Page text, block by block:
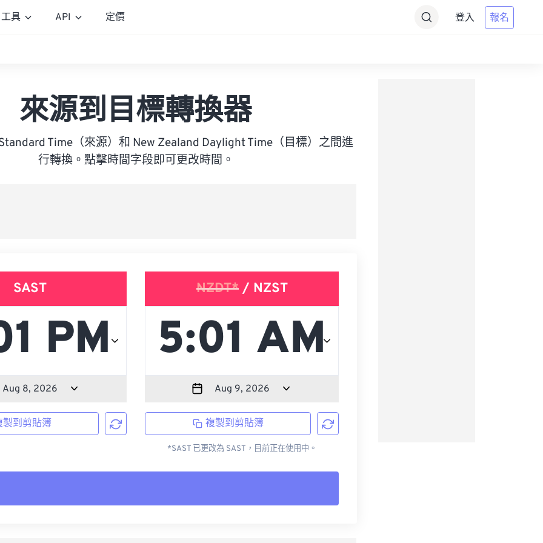
工具 API 定價 登入 報名
來源到目標轉換器
Time（來源）和 New Zealand Daylight Time（目標）之間進
行轉換。點擊時間字段即可更改時間。
SAST
製到剪貼簿
NZDT*/ NZST
複製到剪貼簿
*SAST 已更改為 SAST，目前正在使用中。